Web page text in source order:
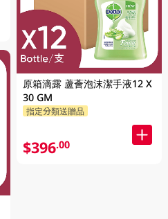
原箱滴露 蘆薈泡沫潔手液12 X
30 GM
指定分類送贈品
$396.00